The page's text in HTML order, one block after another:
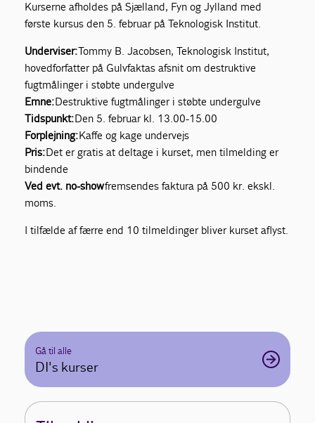
Kurserne afholdes på Sjælland, Fyn og Jylland med
første kursus den 5. februar på Teknologisk Institut.
Underviser:Tommy B. Jacobsen, Teknologisk Institut,
hovedforfatter på Gulvfaktas afsnit om destruktive
fugtmålinger i støbte undergulve
Emne:Destruktive fugtmålinger i støbte undergulve
Tidspunkt:Den 5. februar kl. 13.00-15.00
Forplejning:Kaffe og kage undervejs
Pris:Det er gratis at deltage i kurset, men tilmelding er
bindende
Ved evt. no-showfremsendes faktura på 500 kr. ekskl.
moms.
I tilfælde af færre end 10 tilmeldinger bliver kurset aflyst.
Gå til alle
DI's kurser